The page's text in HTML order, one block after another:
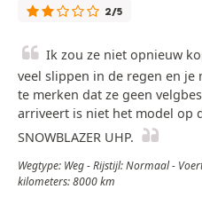
2/5
Ik zou ze niet opnieuw
veel slippen in de regen en
te merken dat ze geen
arriveert is niet het model op
SNOWBLAZER UHP.
Wegtype: Weg - Rijstijl: Normaal -
kilometers: 8000 km